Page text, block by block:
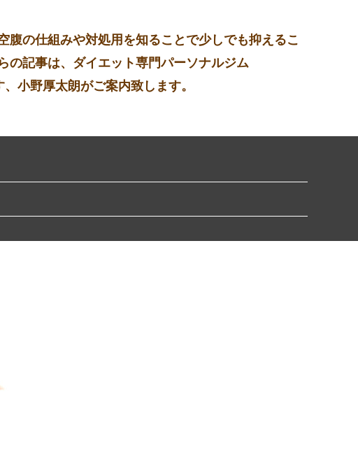
の仕組みや対処用を知ることで少しでも抑えるこ
の記事は、ダイエット専門パーソナルジム
小野厚太朗がご案内致します。